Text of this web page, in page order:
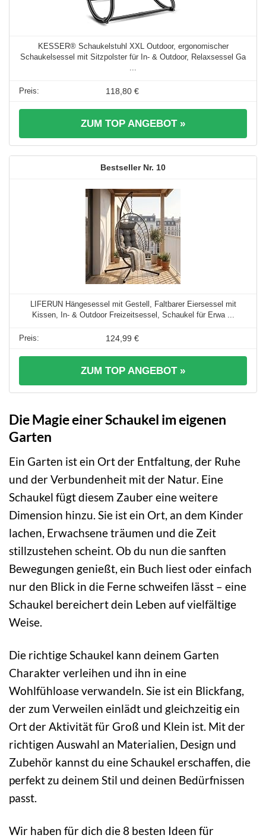
KESSER® Schaukelstuhl XXL Outdoor, ergonomischer
Schaukelsessel mit Sitzpolster für In- & Outdoor, Relaxsessel Ga
...
118,80 €
ZUM TOP ANGEBOT »
10
LIFERUN Hängesessel mit Gestell, Faltbarer Eiersessel mit
Kissen, In- & Outdoor Freizeitsessel, Schaukel für Erwa ...
124,99 €
ZUM TOP ANGEBOT »
Die Magie einer Schaukel im eigenen
Garten
Ein Garten ist ein Ort der Entfaltung, der Ruhe
und der Verbundenheit mit der Natur. Eine
Schaukel fügt diesem Zauber eine weitere
Dimension hinzu. Sie ist ein Ort, an dem Kinder
lachen, Erwachsene träumen und die Zeit
stillzustehen scheint. Ob du nun die sanften
Bewegungen genießt, ein Buch liest oder einfach
nur den Blick in die Ferne schweifen lässt – eine
Schaukel bereichert dein Leben auf vielfältige
Weise.
Die richtige Schaukel kann deinem Garten
Charakter verleihen und ihn in eine
Wohlfühloase verwandeln. Sie ist ein Blickfang,
der zum Verweilen einlädt und gleichzeitig ein
Ort der Aktivität für Groß und Klein ist. Mit der
richtigen Auswahl an Materialien, Design und
Zubehör kannst du eine Schaukel erschaffen, die
perfekt zu deinem Stil und deinen Bedürfnissen
passt.
Wir haben für dich die 8 besten Ideen für